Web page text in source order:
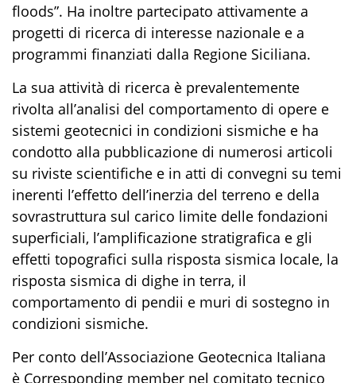
floods”. Ha inoltre partecipato attivamente a
progetti di ricerca di interesse nazionale e a
programmi finanziati dalla Regione Siciliana.
La sua attività di ricerca è prevalentemente
rivolta all’analisi del comportamento di opere e
sistemi geotecnici in condizioni sismiche e ha
condotto alla pubblicazione di numerosi articoli
su riviste scientifiche e in atti di convegni su temi
inerenti l’effetto dell’inerzia del terreno e della
sovrastruttura sul carico limite delle fondazioni
superficiali, l’amplificazione stratigrafica e gli
effetti topografici sulla risposta sismica locale, la
risposta sismica di dighe in terra, il
comportamento di pendii e muri di sostegno in
condizioni sismiche.
Per conto dell’Associazione Geotecnica Italiana
è Corresponding member nel comitato tecnico